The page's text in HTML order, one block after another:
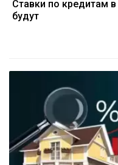
Ставки по кредитам
будут